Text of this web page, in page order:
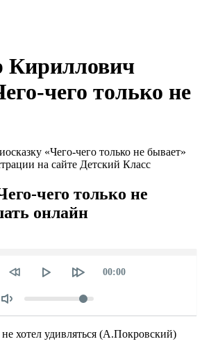
Кириллович
чего только не
«Чего-чего только не бывает»
на сайте Детский Класс
чего только не
онлайн
Текущее
00:00
хотел удивляться (А.Покровский)